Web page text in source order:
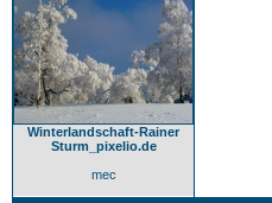
Winterlandschaft-Rainer
Sturm_pixelio.de
mec